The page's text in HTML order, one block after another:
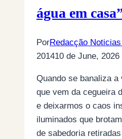
água em
PorRedacção
201410 de June, 2026
Quando se banaliza
que vem da cegueira
e deixarmos o caos
iluminados que
de sabedoria